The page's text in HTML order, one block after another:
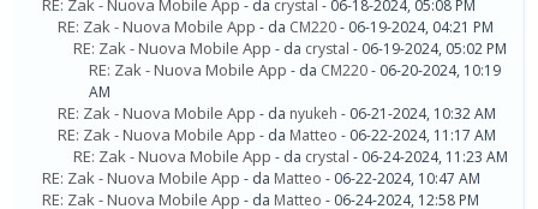
RE: Zak - Nuova Mobile App - da crystal - 06-18-2024, 05:08 PM
RE: Zak - Nuova Mobile App - da CM220- 06-19-2024, 04:21 PM
RE: Zak - Nuova Mobile App - da crystal - 06-19-2024, 05:02 PM
RE: Zak - Nuova Mobile App - da CM220- 06-20-2024, 10:19
AM
RE: Zak - Nuova Mobile App - da nyukeh - 06-21-2024, 10:32 AM
RE: Zak - Nuova Mobile App - da Matteo - 06-22-2024, 11:17 AM
RE: Zak - Nuova Mobile App - da crystal - 06-24-2024, 11:23 AM
RE: Zak - Nuova Mobile App - da Matteo - 06-22-2024, 10:47 AM
RE: Zak - Nuova Mobile App - da Matteo - 06-24-2024, 12:58 PM